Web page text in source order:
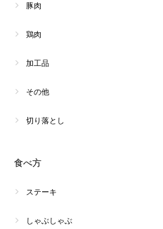
豚肉
鶏肉
加工品
その他
切り落とし
食べ方
ステーキ
しゃぶしゃぶ